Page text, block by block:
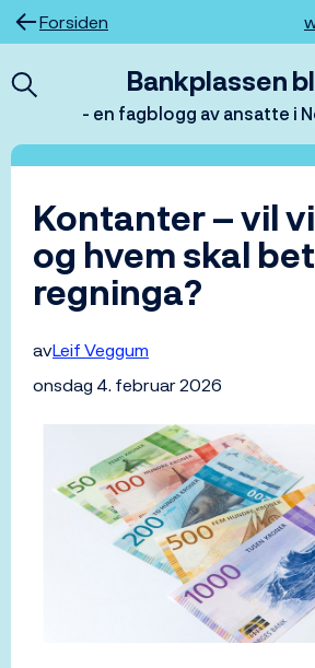
Hopp
til
Forsiden
Bankplassen
- en fagblogg av ansatte i
Kontanter – vil
og hvem skal
regninga?
avLeif Veggum
onsdag 4. februar 2026